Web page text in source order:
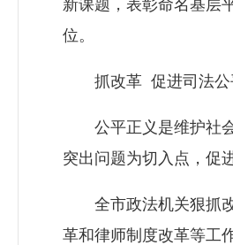
新课题，表彰命名基层
位。
抓改革 促进司法公
公平正义是维护社会
突出问题为切入点，促
全市政法机关狠抓改
革和律师制度改革等工